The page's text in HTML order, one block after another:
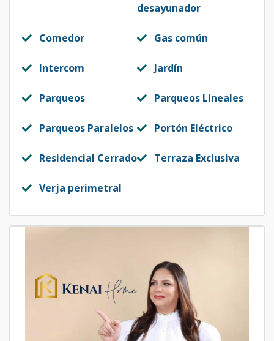
desayunador
Comedor Gas común
Intercom Jardín
Parqueos Parqueos Lineales
Parqueos Paralelos Portón Eléctrico
Residencial Cerrado Terraza Exclusiva
Verja perimetral